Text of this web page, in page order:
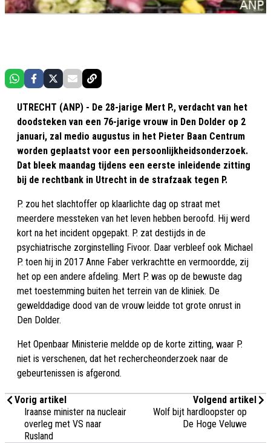
UTRECHT (ANP) - De 28-jarige Mert P., verdacht van het
doodsteken van een 76-jarige vrouw in Den Dolder op 2
januari, zal medio augustus in het Pieter Baan Centrum
worden geplaatst voor een persoonlijkheidsonderzoek.
Dat bleek maandag tijdens een eerste inleidende zitting
bij de rechtbank in Utrecht in de strafzaak tegen P.
P. zou het slachtoffer op klaarlichte dag op straat met
meerdere messteken van het leven hebben beroofd. Hij werd
kort na het incident opgepakt. P. zat destijds in de
psychiatrische zorginstelling Fivoor. Daar verbleef ook Michael
P. toen hij in 2017 Anne Faber verkrachtte en vermoordde, zij
het op een andere afdeling. Mert P. was op de bewuste dag
met toestemming buiten het terrein van de kliniek. De
gewelddadige dood van de vrouw leidde tot grote onrust in
Den Dolder.
Het Openbaar Ministerie meldde op de korte zitting, waar P.
niet is verschenen, dat het rechercheonderzoek naar de
gebeurtenissen is afgerond.
Vorig artikel
Iraanse minister na nucleair
overleg met VS naar
Rusland
Volgend artikel
Wolf bijt hardloopster op
De Hoge Veluwe